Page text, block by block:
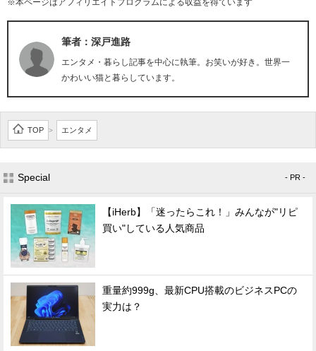
※本ページはアフィリエイトプログラムによる収益を得ています
筆者：深戸進路
エンタメ・暮らし記事を中心に執筆。お笑いが好き。世界一
かわいい猫と暮らしています。
TOP > エンタメ
Special - PR -
【iHerb】「迷ったらこれ！」みんなが"リピ
買い"している人気商品
重量約999g、最新CPU搭載のビジネスPCの
実力は？